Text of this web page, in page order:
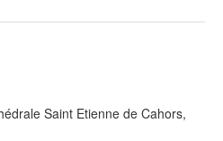
Saint Etienne de Cahors,